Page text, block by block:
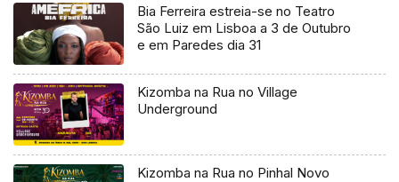
Bia Ferreira estreia-se no Teatro
São Luiz em Lisboa a 3 de Outubro
e em Paredes dia 31
Kizomba na Rua no Village
Underground
Kizomba na Rua no Pinhal Novo